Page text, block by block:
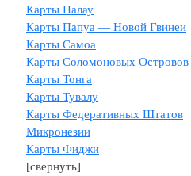
Карты Палау
Карты Папуа — Новой Гвинеи
Карты Самоа
Карты Соломоновых Островов
Карты Тонга
Карты Тувалу
Карты Федеративных Штатов
Микронезии
Карты Фиджи
[свернуть]